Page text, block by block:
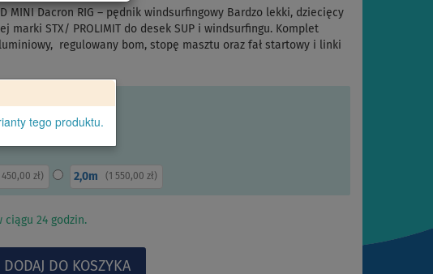
MINI Dacron RIG – pędnik windsurfingowy Bardzo lekki, dziecięcy
marki STX/ PROLIMIT do desek SUP i windsurfingu. Komplet
regulowany bom, stopę masztu oraz fał startowy i linki
tego produktu.
450,00 zł) 2,0m ( 1 550,00 zł)
ciągu 24 godzin.